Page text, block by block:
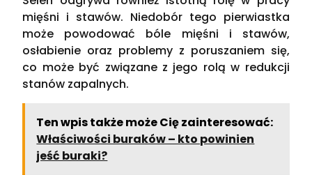
mięśni i stawów. Niedobór tego pierwiastka
może powodować bóle mięśni i stawów,
osłabienie oraz problemy z poruszaniem się,
co może być związane z jego rolą w redukcji
stanów zapalnych.
Ten wpis także może Cię zainteresować:
Właściwości buraków – kto powinien
jeść buraki?